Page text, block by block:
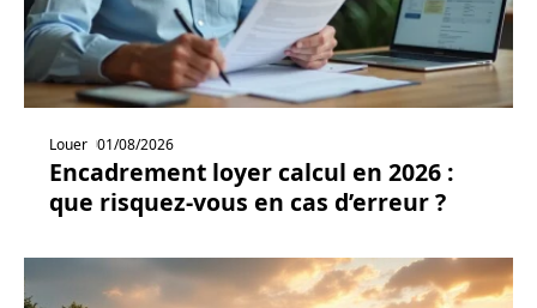
Louer 01/08/2026
Encadrement loyer calcul en 2026 :
que risquez-vous en cas d’erreur ?